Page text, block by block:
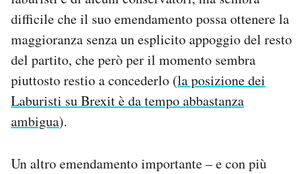
difficile che il suo emendamento possa ottenere la
maggioranza senza un esplicito appoggio del resto
del partito, che però per il momento sembra
piuttosto restio a concederlo (la posizione dei
Laburisti su Brexit è da tempo abbastanza
ambigua).
Un altro emendamento importante – e con più